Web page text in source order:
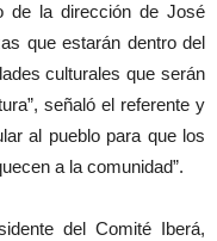
de la dirección de José
que estarán dentro del
culturales que serán
señaló el referente y
al pueblo para que los
a la comunidad”.
del Comité Iberá,